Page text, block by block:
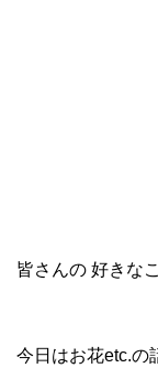
皆さんの 好きな
今日はお花etc.の